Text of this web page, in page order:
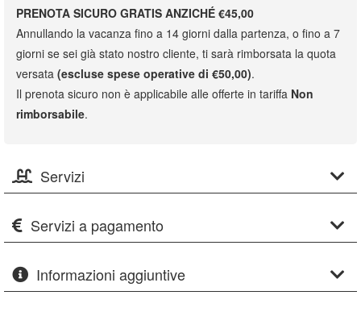
PRENOTA SICURO GRATIS ANZICHÉ €45,00
Annullando la vacanza fino a 14 giorni dalla partenza, o fino a 7
giorni se sei già stato nostro cliente, ti sarà rimborsata la quota
versata (escluse spese operative di €50,00).
Il prenota sicuro non è applicabile alle offerte in tariffa Non
rimborsabile.
Servizi
Servizi a pagamento
Informazioni aggiuntive